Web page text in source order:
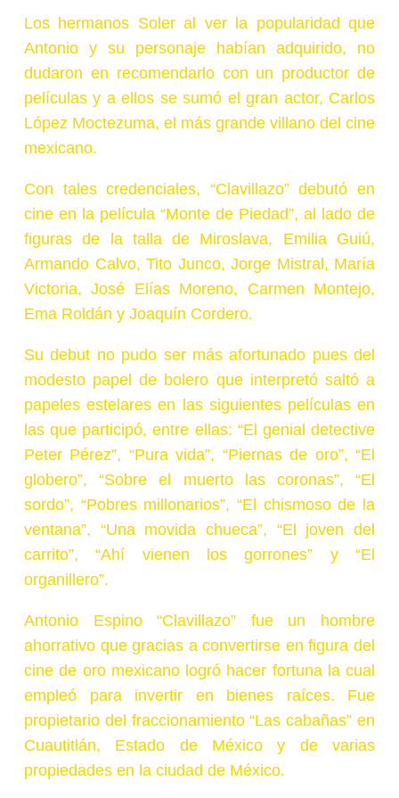
Los hermanos Soler al ver la popularidad que
Antonio y su personaje habían adquirido, no
dudaron en recomendarlo con un productor de
películas y a ellos se sumó el gran actor, Carlos
López Moctezuma, el más grande villano del cine
mexicano.
Con tales credenciales, “Clavillazo” debutó en
cine en la película “Monte de Piedad”, al lado de
figuras de la talla de Miroslava, Emilia Guiú,
Armando Calvo, Tito Junco, Jorge Mistral, María
Victoria, José Elías Moreno, Carmen Montejo,
Ema Roldán y Joaquín Cordero.
Su debut no pudo ser más afortunado pues del
modesto papel de bolero que interpretó saltó a
papeles estelares en las siguientes películas en
las que participó, entre ellas: “El genial detective
Peter Pérez”, “Pura vida”, “Piernas de oro”, “El
globero”, “Sobre el muerto las coronas”, “El
sordo”, “Pobres millonarios”, “El chismoso de la
ventana”, “Una movida chueca”, “El joven del
carrito”, “Ahí vienen los gorrones” y “El
organillero”.
Antonio Espino “Clavillazo” fue un hombre
ahorrativo que gracias a convertirse en figura del
cine de oro mexicano logró hacer fortuna la cual
empleó para invertir en bienes raíces. Fue
propietario del fraccionamiento “Las cabañas” en
Cuautitlán, Estado de México y de varias
propiedades en la ciudad de México.